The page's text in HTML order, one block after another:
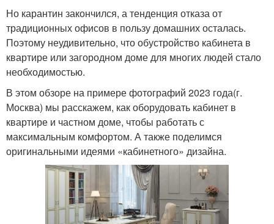
Но карантин закончился, а тенденция отказа от
традиционных офисов в пользу домашних осталась.
Поэтому неудивительно, что обустройство кабинета в
квартире или загородном доме для многих людей стало
необходимостью.
В этом обзоре на примере фотографий 2023 года(г.
Москва) мы расскажем, как оборудовать кабинет в
квартире и частном доме, чтобы работать с
максимальным комфортом. А также поделимся
оригинальными идеями «кабинетного» дизайна.